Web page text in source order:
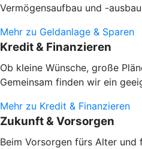
Vermögensaufbau und -
Mehr zu Geldanlage & Sparen
Kredit & Finanzieren
Ob kleine Wünsche, große
Gemeinsam finden wir ein
Mehr zu Kredit & Finanzieren
Zukunft & Vorsorgen
Beim Vorsorgen fürs Alter